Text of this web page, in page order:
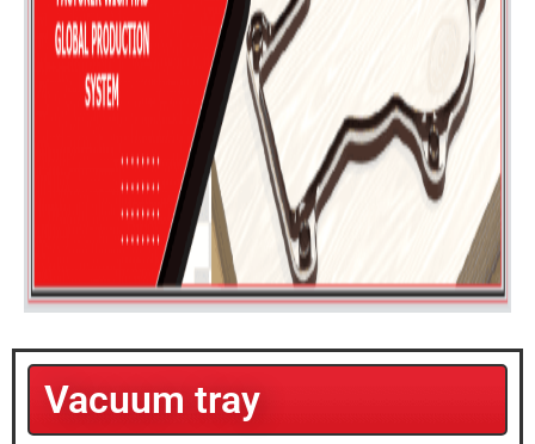
Vacuum tray